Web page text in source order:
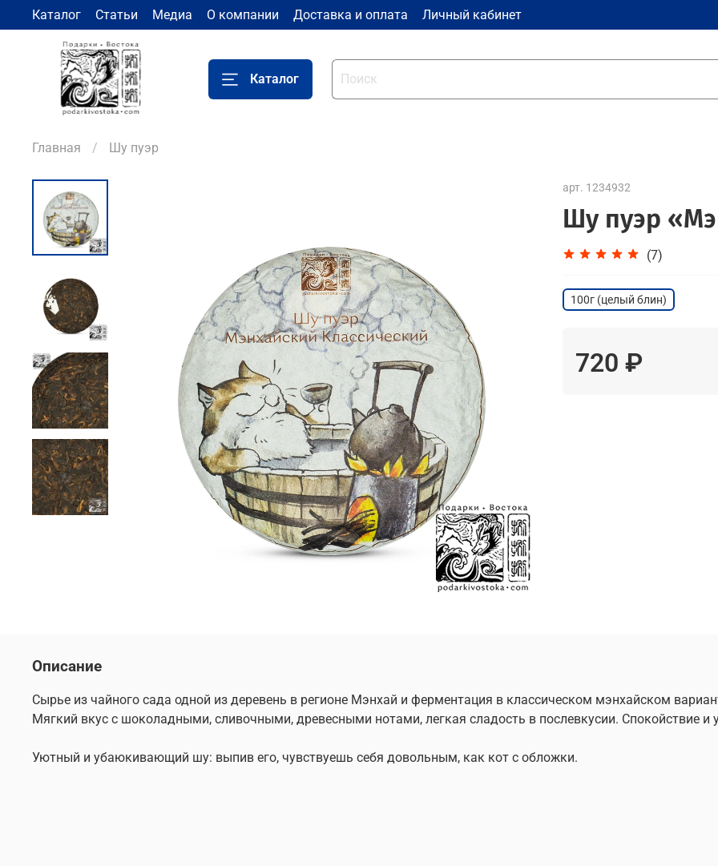
Каталог Статьи Медиа О компании Доставка и оплата Личный кабинет
Каталог
Главная Шу пуэр
арт. 1234932
Шу пуэр
(7)
100г (целый блин)
720 ₽
Описание
Сырье из чайного сада одной из деревень в регионе Мэнхай и ферментация в классическом мэнхайском
Мягкий вкус с шоколадными, сливочными, древесными нотами, легкая сладость в послевкусии. Спокойствие и
Уютный и убаюкивающий шу: выпив его, чувствуешь себя довольным, как кот с обложки.